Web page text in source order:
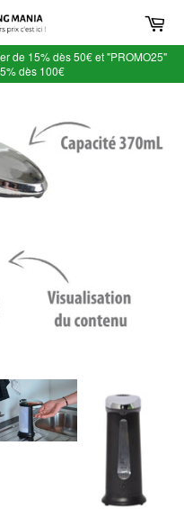
de 15% dès 50€ et "PROMO25"
dès 100€